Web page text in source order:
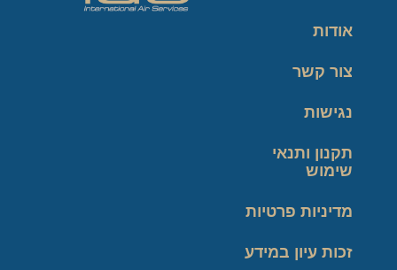
אודות
צור קשר
נגישות
תקנון ותנאי
שימוש
מדיניות פרטיות
זכות עיון במידע